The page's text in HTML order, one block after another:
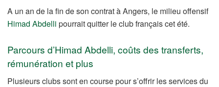
A un an de la fin de son contrat à Angers, le milieu offensif
Himad Abdelli pourrait quitter le club français cet été.
Parcours d’Himad Abdelli, coûts des transferts,
rémunération et plus
Plusieurs clubs sont en course pour s’offrir les services du